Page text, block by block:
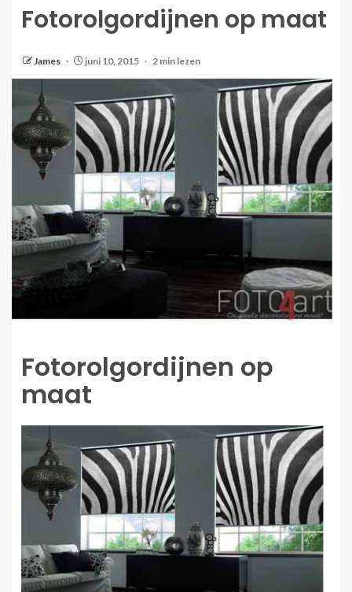
Fotorolgordijnen op maat
James juni 10, 2015 2 min lezen
Fotorolgordijnen op
maat